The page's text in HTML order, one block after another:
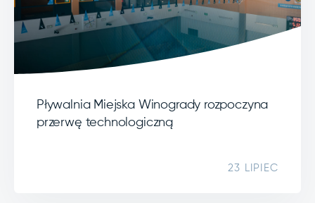
Pływalnia Miejska Winogrady rozpoczyna
przerwę technologiczną
23 LIPIEC